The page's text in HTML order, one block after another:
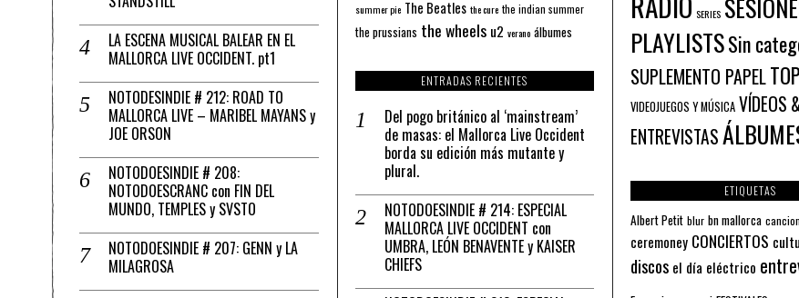
LA ESCENA MUSICAL BALEAR EN EL
MALLORCA LIVE OCCIDENT. pt1
NOTODESINDIE # 212: ROAD TO
MALLORCA LIVE – MARIBEL MAYANS y
JOE ORSON
NOTODOESINDIE # 208:
NOTODOESCRANC con FIN DEL
MUNDO, TEMPLES y SVSTO
NOTODOESINDIE # 207: GENN y LA
MILAGROSA
summer pie The Beatles the cure the indian summer
the prussians the wheels u2 verano álbumes
ENTRADAS RECIENTES
Del pogo británico al ‘mainstream’
de masas: el Mallorca Live Occident
borda su edición más mutante y
plural.
NOTODOESINDIE # 214: ESPECIAL
MALLORCA LIVE OCCIDENT con
UMBRA, LEÓN BENAVENTE y KAISER
CHIEFS
SERIES
PLAYLISTSSin
SUPLEMENTO PAPEL
VIDEOJUEGOS Y MÚSICA VÍDEOS
ENTREVISTAS
ETIQUETAS
Albert Petit blur bn mallorca
ceremoney CONCIERTOS
discos el día eléctrico